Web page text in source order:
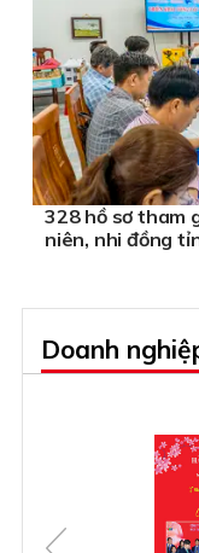
328 hồ sơ tham
niên, nhi đồng
Doanh